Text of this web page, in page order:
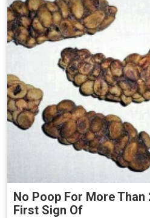
No Poop For More Than
First Sign Of